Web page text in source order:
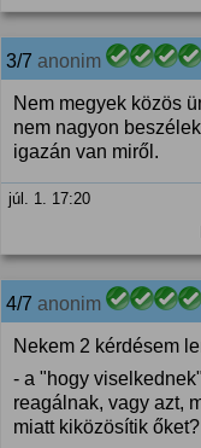
3/7 anonim
Nem megyek közös
nem nagyon
igazán van miről.
júl. 1. 17:20
4/7 anonim
Nekem 2 kérdésem
- a "hogy
reagálnak, vagy azt,
miatt kiközösítik őket?